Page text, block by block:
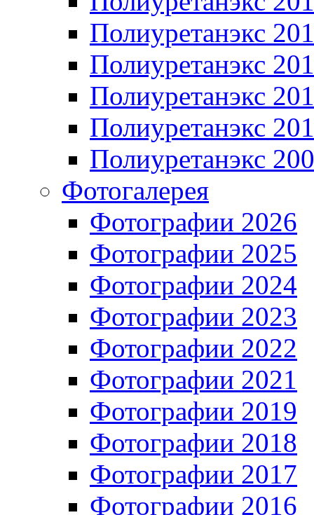
Полиуретанэкс
Полиуретанэкс
Полиуретанэкс
Полиуретанэкс
Полиуретанэкс
Фотогалерея
Фотографии 2026
Фотографии 2025
Фотографии 2024
Фотографии 2023
Фотографии 2022
Фотографии 2021
Фотографии 2019
Фотографии 2018
Фотографии 2017
Фотографии 2016